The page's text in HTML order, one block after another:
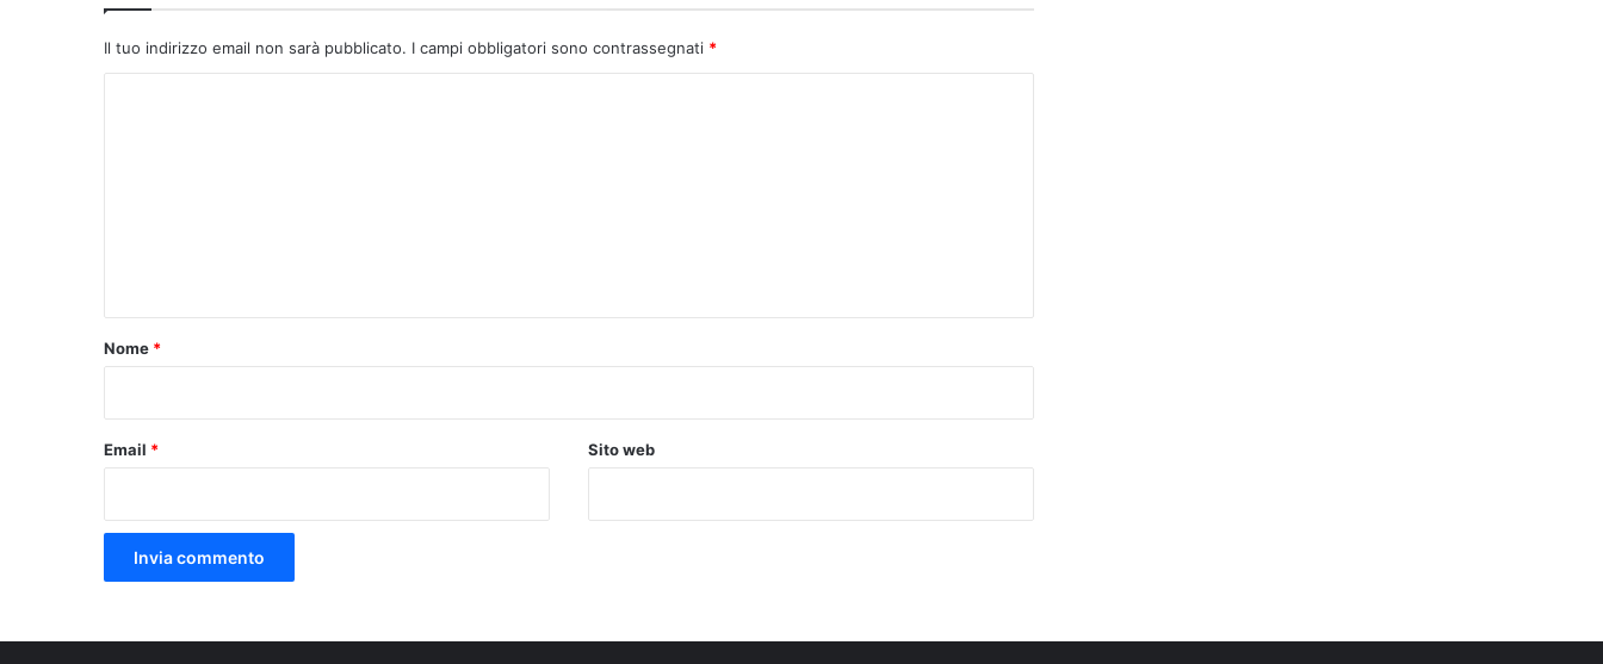
Il tuo indirizzo email non sarà pubblicato. I campi obbligatori sono contrassegnati *
o
Nome *
Email * Sito web